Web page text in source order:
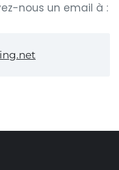
nous un email à :